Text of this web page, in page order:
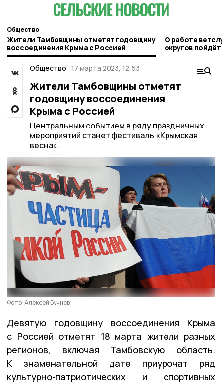
Общество
Жители Тамбовщины отметят годовщину
воссоединения Крыма с Россией
О работе
округов
Общество 17 марта 2023, 12:53
Жители Тамбовщины отметят
годовщину воссоединения
Крыма с Россией
Центральным событием в ряду праздничных
мероприятий станет фестиваль «Крымская
весна».
Фото: Алексей Бучнев
Девятую годовщину воссоединения Крыма
с Россией отметят 18 марта жители разных
регионов, включая Тамбовскую область.
К знаменательной дате приурочат ряд
культурно-патриотических и спортивных